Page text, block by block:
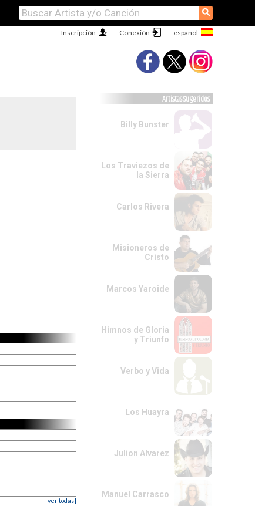
⚲
Conexión
Inscripción
[ver todas]
Artistas Sugeridos
Billy Bunster
Los Traviezos de
la Sierra
Carlos Rivera
Misioneros de
Cristo
Marcos Yaroide
Himnos de Gloria
y Triunfo
Verbo y Vida
Los Huayra
Julion Alvarez
Manuel Carrasco